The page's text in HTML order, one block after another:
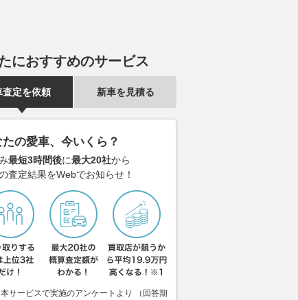
におすすめのサービス
査定を依頼 新車を見積る
たの愛車、今いくら？
最短3時間後に最大20社から
査定結果をWebでお知らせ！
サービスで実施のアンケートより （回答期